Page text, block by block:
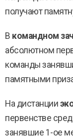
получают
В командном
абсолютном
команды
памятными
На дистанции
первенстве
занявшие 1-ое